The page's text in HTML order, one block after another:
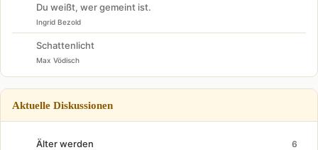
Du weißt, wer gemeint ist.
Ingrid Bezold
Schattenlicht
Max Vödisch
Aktuelle Diskussionen
Älter werden 6